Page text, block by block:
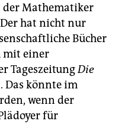
der Mathematiker
Der hat nicht nur
Bücher
mit einer
TageszeitungDie
Das könnte im
wenn der
für